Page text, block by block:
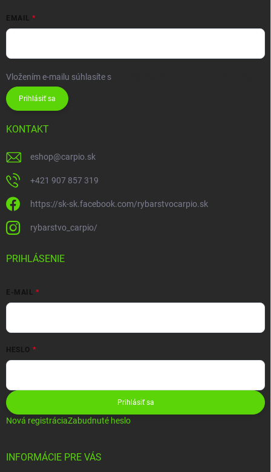
EMAIL
Vložením e-mailu súhlasíte s
Prihlásiť sa
KONTAKT
eshop@carpio.sk
+421 907 857 319
https://sk-sk.facebook.com/rybarstvocarpio.sk
rybarstvo_carpio/
PRIHLÁSENIE
E-MAIL
HESLO
Prihlásiť sa
Nová registráciaZabudnuté heslo
INFORMÁCIE PRE VÁS